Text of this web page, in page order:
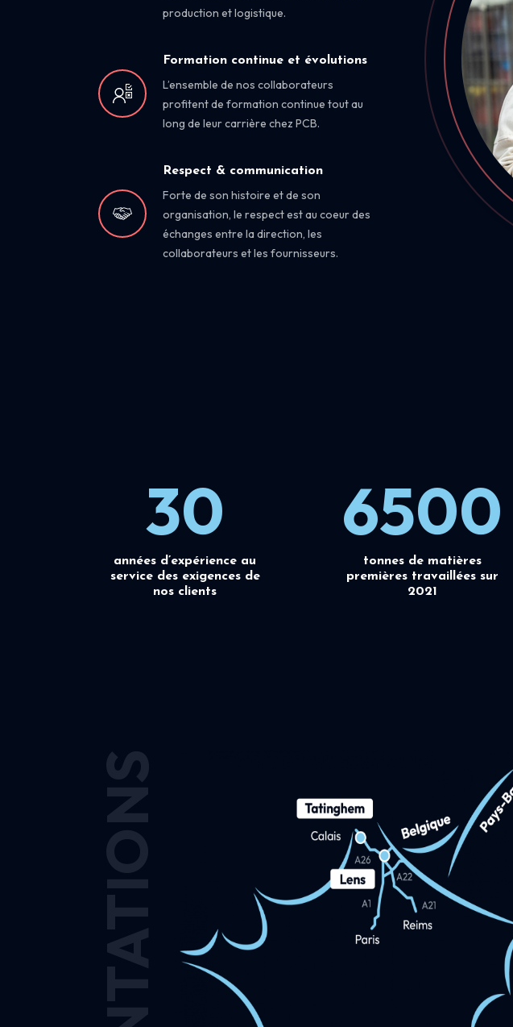
production et logistique.
Formation continue et évolutions
L’ensemble de nos collaborateurs
profitent de formation continue tout au
long de leur carrière chez PCB.
Respect & communication
Forte de son histoire et de son
organisation, le respect est au coeur des
échanges entre la direction, les
collaborateurs et les fournisseurs.
30
années d’expérience au
service des exigences de
nos clients
6500
tonnes de matières
premières travaillées sur
2021